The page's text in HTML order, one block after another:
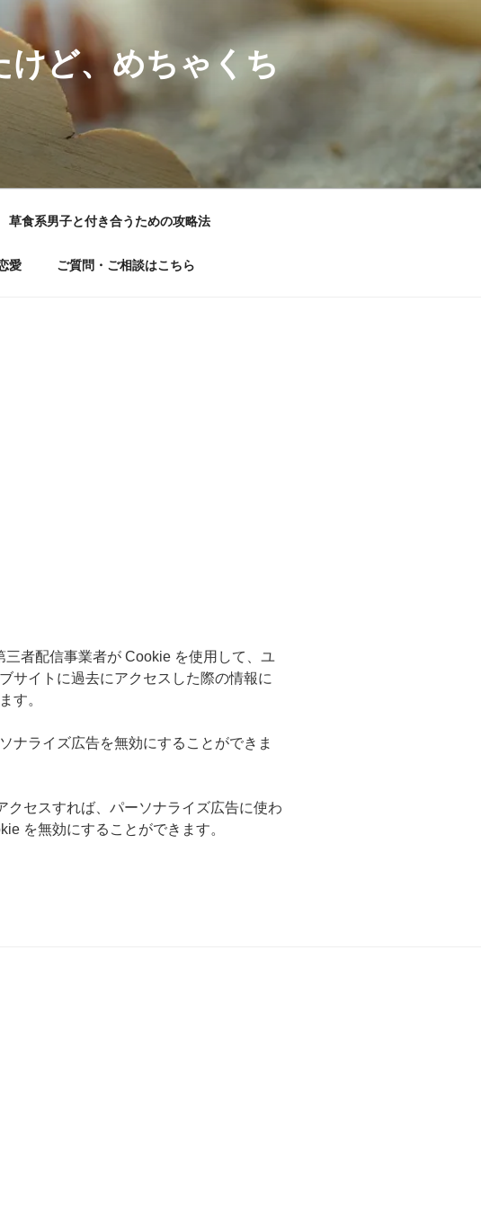
けど、めちゃくち
草食系男子と付き合うための攻略法
愛 ご質問・ご相談はこちら
者配信事業者が Cookie を使用して、ユ
サイトに過去にアクセスした際の情報に
す。
ナライズ広告を無効にすることができま
クセスすれば、パーソナライズ広告に使わ
を無効にすることができます。